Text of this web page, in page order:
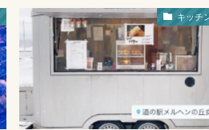
キッチ